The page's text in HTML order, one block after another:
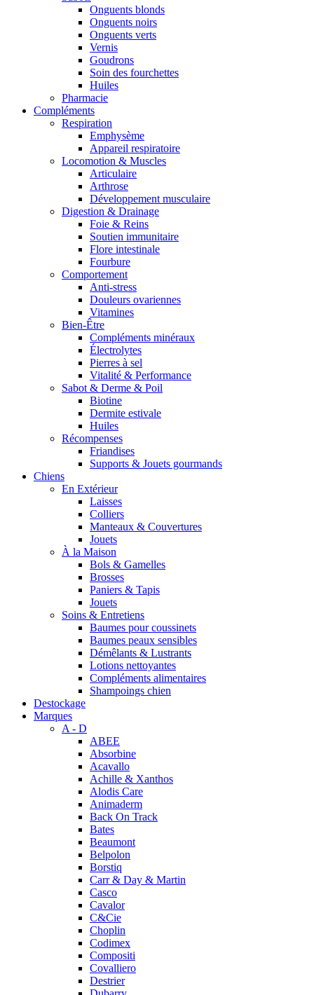
Onguents blonds
Onguents noirs
Onguents verts
Vernis
Goudrons
Soin des fourchettes
Huiles
Pharmacie
Compléments
Respiration
Emphysème
Appareil respiratoire
Locomotion & Muscles
Articulaire
Arthrose
Développement musculaire
Digestion & Drainage
Foie & Reins
Soutien immunitaire
Flore intestinale
Fourbure
Comportement
Anti-stress
Douleurs ovariennes
Vitamines
Bien-Être
Compléments minéraux
Électrolytes
Pierres à sel
Vitalité & Performance
Sabot & Derme & Poil
Biotine
Dermite estivale
Huiles
Récompenses
Friandises
Supports & Jouets gourmands
Chiens
En Extérieur
Laisses
Colliers
Manteaux & Couvertures
Jouets
À la Maison
Bols & Gamelles
Brosses
Paniers & Tapis
Jouets
Soins & Entretiens
Baumes pour coussinets
Baumes peaux sensibles
Démêlants & Lustrants
Lotions nettoyantes
Compléments alimentaires
Shampoings chien
Destockage
Marques
A - D
ABEE
Absorbine
Acavallo
Achille & Xanthos
Alodis Care
Animaderm
Back On Track
Bates
Beaumont
Belpolon
Borstiq
Carr & Day & Martin
Casco
Cavalor
C&Cie
Choplin
Codimex
Compositi
Covalliero
Destrier